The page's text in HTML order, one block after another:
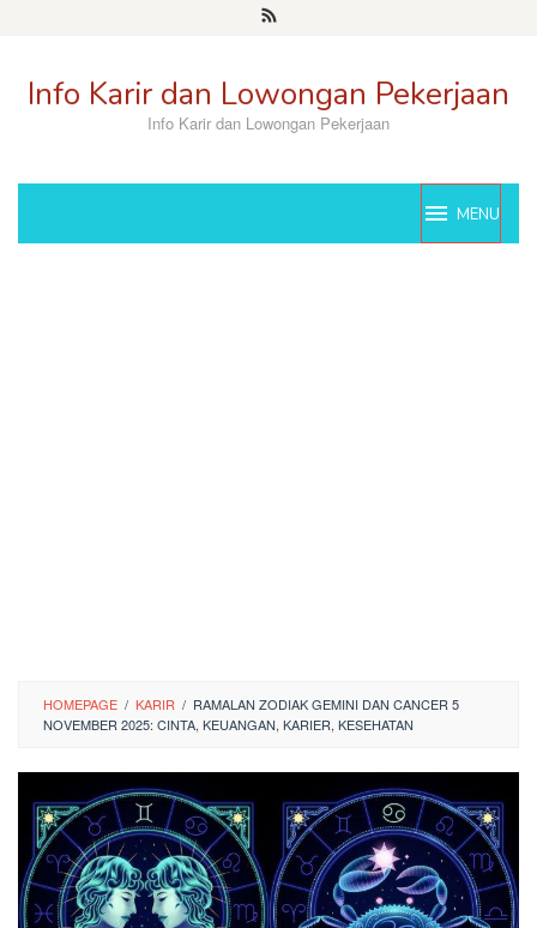
Info Karir dan Lowongan Pekerjaan
Info Karir dan Lowongan Pekerjaan
MENU
HOMEPAGE / KARIR / RAMALAN ZODIAK GEMINI DAN CANCER 5
NOVEMBER 2025: CINTA, KEUANGAN, KARIER, KESEHATAN